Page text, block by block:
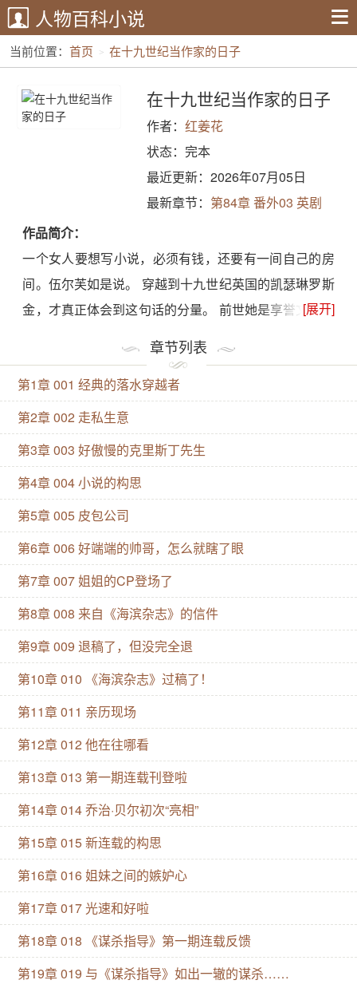
人物百科小说
当前位置： 首页 在十九世纪当作家的日子
在十九世纪当作家的日子
作者： 红姜花
状态：完本
最近更新：2026年07月05日
最新章节： 第84章 番外03 英剧
作品简介：
一个女人要想写小说，必须有钱，还要有一间自己的房
间。伍尔芙如是说。 穿越到十九世纪英国的凯瑟琳罗斯
金，才真正体会到这句话的分量。 前世她是享誉文坛的
族濒临破产，父亲老实且倒霉，母亲只会逼婚；长姐美
貌却是个恋爱脑，一心只想抛弃未婚夫与心爱的军官订
婚，小妹为人正直但相当古板，年芳十六就被邻里说是
当老处女的料。 夹在中间的凯瑟琳倍感压力，思来想
去，只能以写作作为出路。 凭借二十一世纪的现代写作
技巧，她从乡村别墅闯入伦敦，终于在文坛了站稳脚
跟。每每新书面世，书店门口都排起长龙，报纸头版争
相报道，全伦敦都为之沸腾。 查尔斯克里斯丁非常厌恶
这门婚事。 他与罗斯金家长女订婚，却彼此相看两厌：
他嫌她轻浮，她嫌他是老古董。但长辈不许退婚不说，
罗斯金家还濒临破产，全靠这门亲事翻身。 心烦意乱的
查尔斯，却在阅读一位署名乔治贝尔的连载时找到了慰
藉。评论界多指责此作家哗众取宠，毫无价值，但以高
雅学识著称的查尔斯，却独力为其辩护，甚至不惜与整
个文坛论战。 直到乔治贝尔的身份揭晓竟是他最厌恶的
未婚妻家二女儿凯瑟琳。 凯瑟琳：很抱歉家姐给您添麻
烦，先生，但她已有意中人，可与您解除婚约了。 查尔
斯紧盯着凯瑟琳不放：巧得很，小姐，我想我也找到了
意中人。 ※成长型主角，女主并非全知全能，会有挫折
和困难。 ※穿书但没有这本书存在，是十八、十九世纪
英国小说大杂糅，如有明显参考，我会在文中or作话标
明。 ※一切设定为剧情服务，不太考据，会因为剧情矛
盾和曲折出现不符合历史现实的地方。 ※女主的笔名是
乔治桑的名字和勃朗特三姐妹笔名的姓贝尔凑起来的，
不会马甲捂到底，会恢复本名。 ※是旧预收改的文案，
[展开]
章节列表
第1章 001 经典的落水穿越者
第2章 002 走私生意
第3章 003 好傲慢的克里斯丁先生
第4章 004 小说的构思
第5章 005 皮包公司
第6章 006 好端端的帅哥，怎么就瞎了眼
第7章 007 姐姐的CP登场了
第8章 008 来自《海滨杂志》的信件
第9章 009 退稿了，但没完全退
第10章 010 《海滨杂志》过稿了！
第11章 011 亲历现场
第12章 012 他在往哪看
第13章 013 第一期连载刊登啦
第14章 014 乔治·贝尔初次“亮相”
第15章 015 新连载的构思
第16章 016 姐妹之间的嫉妒心
第17章 017 光速和好啦
第18章 018 《谋杀指导》第一期连载反馈
第19章 019 与《谋杀指导》如出一辙的谋杀……